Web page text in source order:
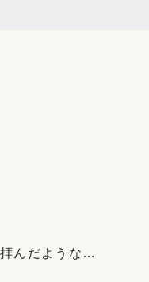
んだような…